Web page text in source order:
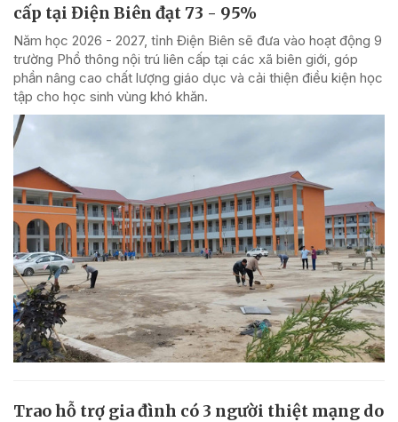
cấp tại Điện Biên đạt 73 - 95%
Năm học 2026 - 2027, tỉnh Điện Biên sẽ đưa vào hoạt động 9
trường Phổ thông nội trú liên cấp tại các xã biên giới, góp
phần nâng cao chất lượng giáo dục và cải thiện điều kiện học
tập cho học sinh vùng khó khăn.
Trao hỗ trợ gia đình có 3 người thiệt mạng do